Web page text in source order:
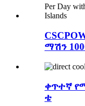
ማሽን
ቀጥተኛ
ቴ